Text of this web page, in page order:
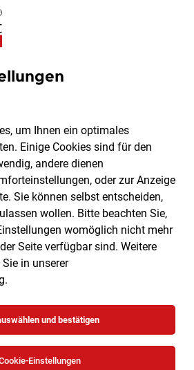
Teilzeit
um Ihnen ein optimales
Einige Cookies sind für den
andere dienen
oder zur Anzeige
Sie können selbst entscheiden,
wollen. Bitte beachten Sie,
womöglich nicht mehr
Seite verfügbar sind. Weitere
in unserer
.
und bestätigen
Einstellungen